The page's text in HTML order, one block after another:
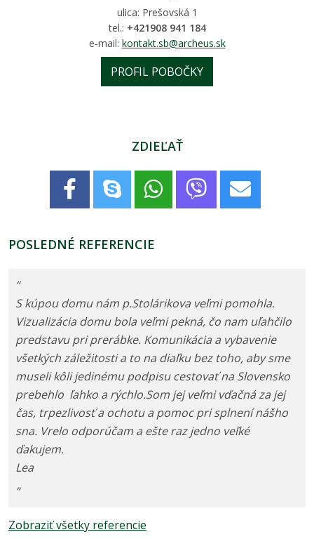
ulica: Prešovská 1
tel.: +421908 941 184
e-mail: kontakt.sb@archeus.sk
PROFIL POBOČKY
ZDIEĽAŤ
POSLEDNÉ REFERENCIE
“
S kúpou domu nám p.Stolárikova veľmi pomohla.
Vizualizácia domu bola veľmi pekná, čo nam uľahčilo
predstavu pri prerábke. Komunikácia a vybavenie
všetkých záležitosti a to na diaľku bez toho, aby sme
museli kôli jedinému podpisu cestovať na Slovensko
prebehlo ľahko a rýchlo.Som jej veľmi vďačná za jej
čas, trpezlivosť a ochotu a pomoc pri splnení nášho
sna. Vrelo odporúčam a ešte raz jedno veľké
ďakujem.
Lea
”
Zobraziť všetky referencie